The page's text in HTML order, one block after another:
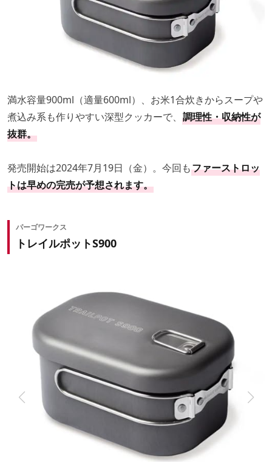
満水容量900ml（適量600ml）、お米1合炊きからスープや
煮込み系も作りやすい深型クッカーで、 調理性・収納性が
抜群。
発売開始は2024年7月19日（金）。今回もファーストロッ
トは早めの完売が予想されます。
パーゴワークス
トレイルポットS900